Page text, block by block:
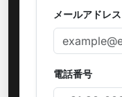
メールアドレス
電話番号